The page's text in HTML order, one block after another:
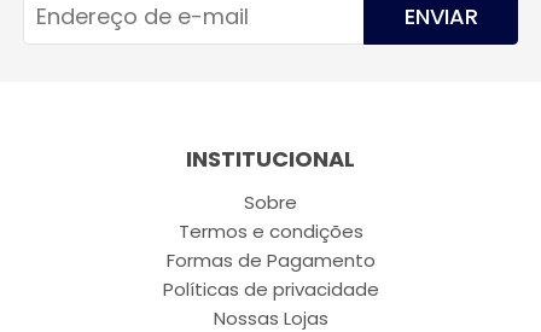
ENVIAR
INSTITUCIONAL
Sobre
Termos e condições
Formas de Pagamento
Políticas de privacidade
Nossas Lojas